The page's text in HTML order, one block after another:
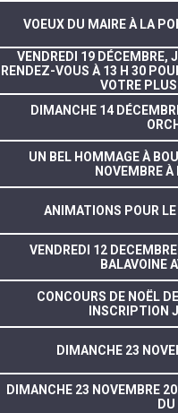
VOEUX DU MAIRE À LA
VENDREDI 19 DÉCEMBRE,
RENDEZ-VOUS À 13 H 30
VOTRE
DIMANCHE 14
UN BEL HOMMAGE À
NOVEMBRE
ANIMATIONS POUR
VENDREDI 12
BALAVOINE
CONCOURS DE NOËL
INSCRIPTION
DIMANCHE 23
DIMANCHE 23 NOVEMBRE